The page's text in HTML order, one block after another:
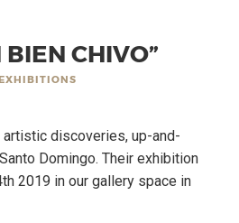
BIEN CHIVO”
discoveries, up-and-
Domingo. Their exhibition
2019 in our gallery space in